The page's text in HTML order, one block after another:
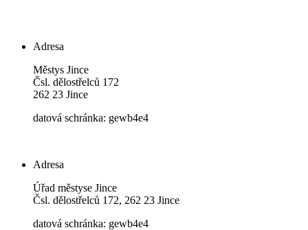
Adresa
Městys Jince
Čsl. dělostřelců 172
262 23 Jince
datová schránka: gewb4e4
Adresa
Úřad městyse Jince
Čsl. dělostřelců 172, 262 23 Jince
datová schránka: gewb4e4